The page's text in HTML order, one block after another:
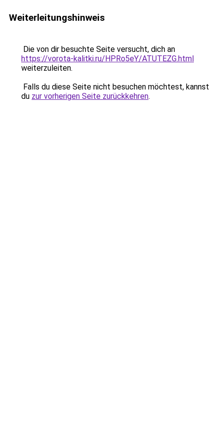
Weiterleitungshinweis
Die von dir besuchte Seite versucht, dich an
https://vorota-kalitki.ru/HPRo5eY/ATUTEZG.html
weiterzuleiten.
Falls du diese Seite nicht besuchen möchtest, kannst
du zur vorherigen Seite zurückkehren.